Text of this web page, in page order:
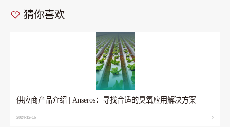
猜你喜欢
供应商产品介绍 | Anseros：寻找合适的臭氧应用解决方案
2024-12-16